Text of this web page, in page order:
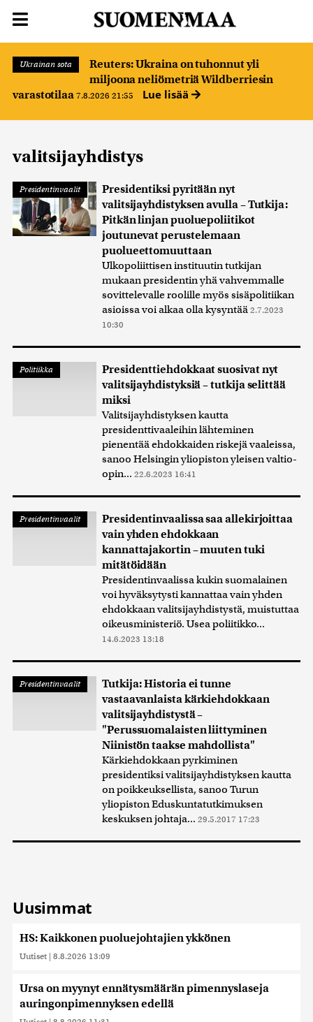
Ukrainan sota
Reuters: Ukraina on tuhonnut yli
miljoona neliömetriä Wildberriesin
varastotilaa 7.8.2026 21:55 Lue lisää
valitsijayhdistys
Presidentinvaalit
Presidentiksi pyritään nyt
valitsijayhdistyksen avulla – Tutkija:
Pitkän linjan puoluepoliitikot
joutunevat perustelemaan
puolueettomuuttaan
Ulkopoliittisen instituutin tutkijan
mukaan presidentin yhä vahvemmalle
sovittelevalle roolille myös sisäpolitiikan
asioissa voi alkaa olla kysyntää 2.7.2023
10:30
Politiikka
Presidenttiehdokkaat suosivat nyt
valitsijayhdistyksiä – tutkija selittää
miksi
Valitsijayhdistyksen kautta
presidenttivaaleihin lähteminen
pienentää ehdokkaiden riskejä vaaleissa,
sanoo Helsingin yliopiston yleisen valtio-
opin... 22.6.2023 16:41
Presidentinvaalit
Presidentinvaalissa saa allekirjoittaa
vain yhden ehdokkaan
kannattajakortin – muuten tuki
mitätöidään
Presidentinvaalissa kukin suomalainen
voi hyväksytysti kannattaa vain yhden
ehdokkaan valitsijayhdistystä, muistuttaa
oikeusministeriö. Usea poliitikko...
14.6.2023 13:18
Presidentinvaalit
Tutkija: Historia ei tunne
vastaavanlaista kärkiehdokkaan
valitsijayhdistystä –
"Perussuomalaisten liittyminen
Niinistön taakse mahdollista"
Kärkiehdokkaan pyrkiminen
presidentiksi valitsijayhdistyksen kautta
on poikkeuksellista, sanoo Turun
yliopiston Eduskuntatutkimuksen
keskuksen johtaja... 29.5.2017 17:23
Uusimmat
HS: Kaikkonen puoluejohtajien ykkönen
Uutiset | 8.8.2026 13:09
Ursa on myynyt ennätysmäärän pimennyslaseja
auringonpimennyksen edellä